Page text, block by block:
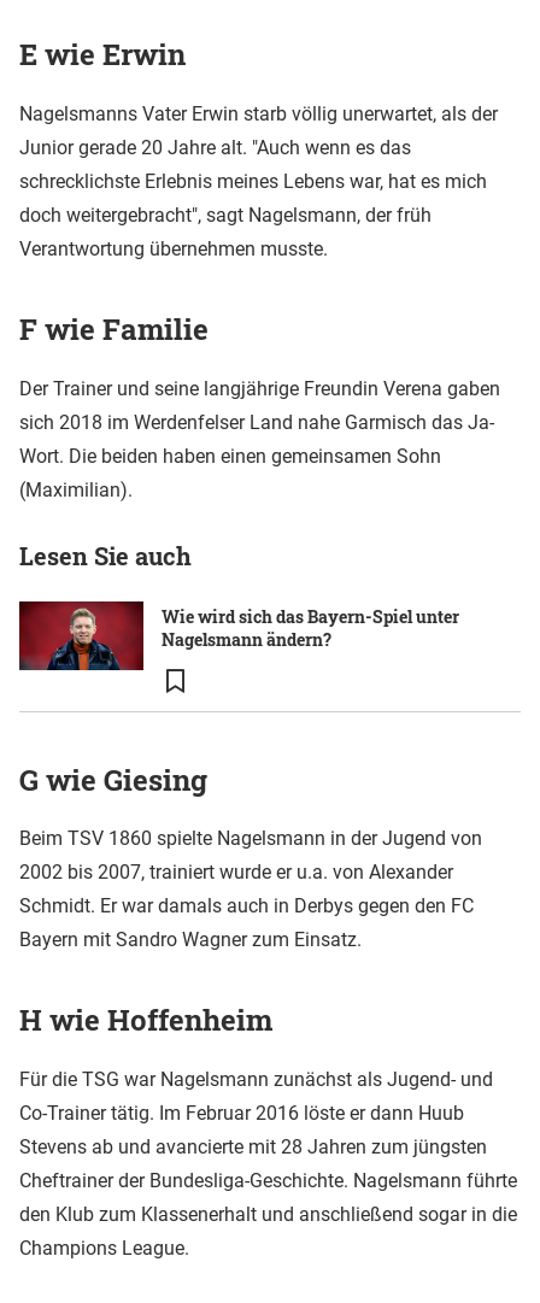
E wie Erwin
Nagelsmanns Vater Erwin starb völlig unerwartet, als der
Junior gerade 20 Jahre alt. "Auch wenn es das
schrecklichste Erlebnis meines Lebens war, hat es mich
doch weitergebracht", sagt Nagelsmann, der früh
Verantwortung übernehmen musste.
F wie Familie
Der Trainer und seine langjährige Freundin Verena gaben
sich 2018 im Werdenfelser Land nahe Garmisch das Ja-
Wort. Die beiden haben einen gemeinsamen Sohn
(Maximilian).
Lesen Sie auch
Wie wird sich das Bayern-Spiel unter
Nagelsmann ändern?
G wie Giesing
Beim TSV 1860 spielte Nagelsmann in der Jugend von
2002 bis 2007, trainiert wurde er u.a. von Alexander
Schmidt. Er war damals auch in Derbys gegen den FC
Bayern mit Sandro Wagner zum Einsatz.
H wie Hoffenheim
Für die TSG war Nagelsmann zunächst als Jugend- und
Co-Trainer tätig. Im Februar 2016 löste er dann Huub
Stevens ab und avancierte mit 28 Jahren zum jüngsten
Cheftrainer der Bundesliga-Geschichte. Nagelsmann führte
den Klub zum Klassenerhalt und anschließend sogar in die
Champions League.